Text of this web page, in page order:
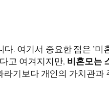
다. 여기서 중요한 점은 ‘
고 여겨지지만, 비혼모는
기보다 개인의 가치관